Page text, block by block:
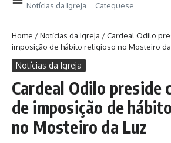
Notícias da Igreja
Catequese
Home /Notícias da Igreja /Cardeal Odilo
imposição de hábito religioso no Mosteiro
Notícias da Igreja
Cardeal Odilo preside
de imposição de
no Mosteiro da Luz